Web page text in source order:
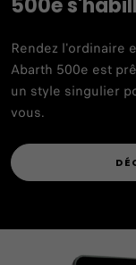
500e
Rendez l'ordinaire
Abarth 500e est
un style singulier
vous.